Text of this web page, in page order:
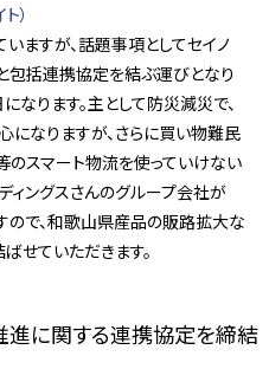
）
ますが、話題事項としてセイノ
包括連携協定を結ぶ運びとなり
ります。主として防災減災で、
になりますが、さらに買い物難民
のスマート物流を使っていけない
ィングスさんのグループ会社が
ので、和歌山県産品の販路拡大な
せていただきます。
に関する連携協定を締結